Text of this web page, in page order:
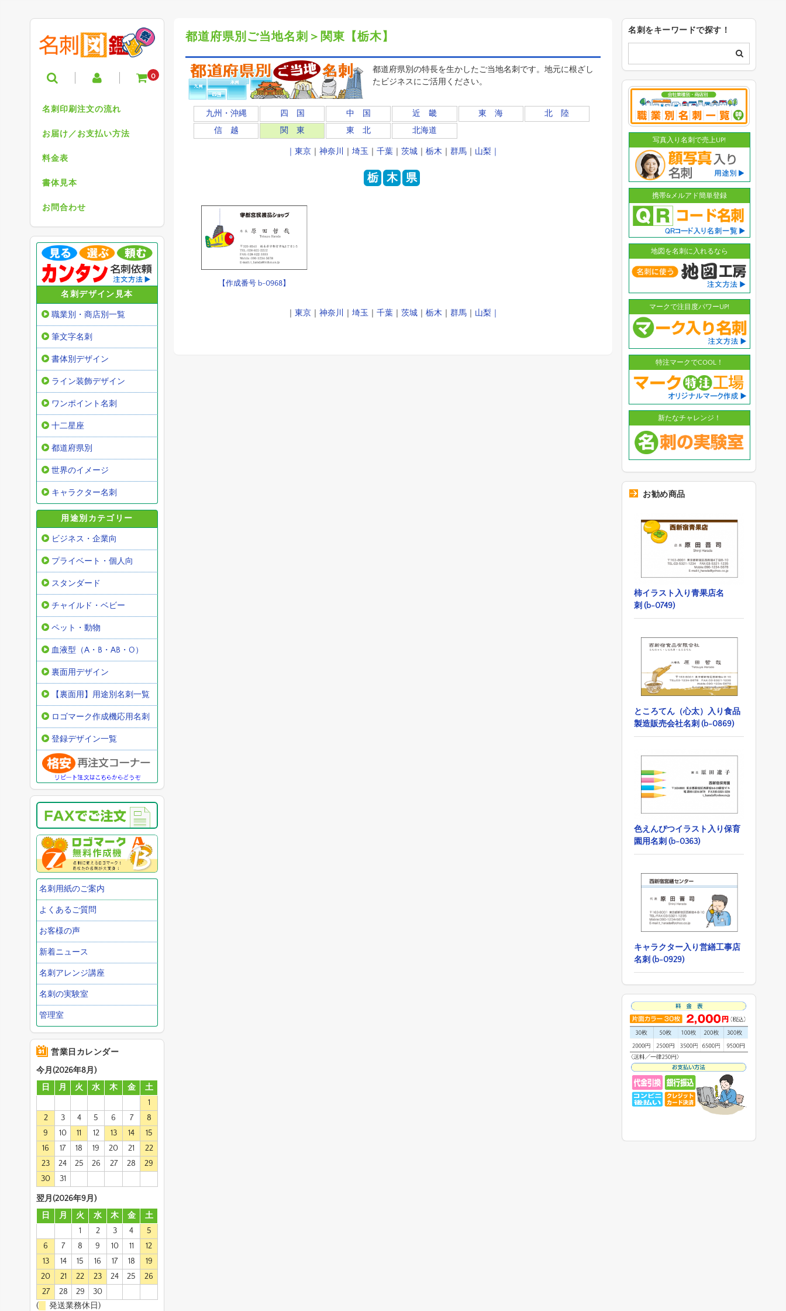
0
名刺印刷注文の流れ
お届け／お支払い方法
料金表
書体見本
お問合わせ
都道府県別ご当地名刺＞関東【栃木】
都道府県別の特長を生かしたご当地名刺です。地元に根ざし
たビジネスにご活用ください。
九州・沖縄 四 国 中 国 近 畿 東 海
北 陸
信 越
関 東 東 北 北海道
東京 神奈川 埼玉 千葉 茨城 栃木 群馬 山梨｜
栃 木 県
【作成番号 b-0968】
｜ 東京 ｜ 神奈川 ｜ 埼玉 ｜ 千葉 ｜ 茨城 ｜ 栃木 ｜ 群馬 ｜ 山梨｜
名刺をキーワードで探す！
写真入り名刺で売上UP!
携帯&メルアド簡単登録
地図を名刺に入れるなら
マークで注目度パワーUP!
特注マークでCOOL！
新たなチャレンジ！
お勧め商品
柿イラスト入り青果店名
刺 (b-0749)
ところてん（心太）入り食品
製造販売会社名刺 (b-0869)
色えんぴつイラスト入り保育
園用名刺 (b-0363)
キャラクター入り営繕工事店
名刺 (b-0929)
名刺デザイン見本
職業別・商店別一覧
筆文字名刺
書体別デザイン
ライン装飾デザイン
ワンポイント名刺
十二星座
都道府県別
世界のイメージ
キャラクター名刺
用途別カテゴリー
ビジネス・企業向
プライベート・個人向
スタンダード
チャイルド・ベビー
ペット・動物
血液型（A・B・AB・O）
裏面用デザイン
【裏面用】用途別名刺一覧
ロゴマーク作成機応用名刺
登録デザイン一覧
名刺用紙のご案内
よくあるご質問
お客様の声
新着ニュース
名刺アレンジ講座
名刺の実験室
管理室
営業日カレンダー
今月(2026年8月)
日
月 火 水 木 金
土
1
2
3 4 5 6 7
8
9
10 11 12 13 14
15
16
17 18 19 20 21
22
23
24 25 26 27 28
29
30
31
翌月(2026年9月)
日
月 火 水 木 金
土
1
2 3 4
5
6
7 8 9 10 11
12
13
14 15 16 17 18
19
20
21 22 23 24 25
26
27
28 29
30
(
発送業務休日)